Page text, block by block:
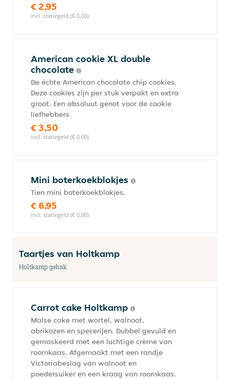
€ 2,95
incl. statiegeld (€ 0,00)
American cookie XL double
chocolate
De échte American chocolate chip cookies.
Deze cookies zijn per stuk verpakt en extra
groot. Een absoluut genot voor de cookie
liefhebbers
€ 3,50
incl. statiegeld (€ 0,00)
Mini boterkoekblokjes
Tien mini boterkoekblokjes,
€ 6,95
incl. statiegeld (€ 0,00)
Taartjes van Holtkamp
Holtkamp gebak
Carrot cake Holtkamp
Malse cake met wortel, walnoot,
abrikozen en specerijen. Dubbel gevuld en
gemaskeerd met een luchtige crème van
roomkaas. Afgemaakt met een randje
Victoriabeslag van walnoot en
poedersuiker en een kraag van roomkaas.